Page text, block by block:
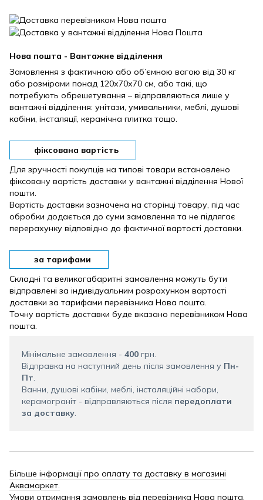
Нова пошта - Вантажне відділення
Замовлення з фактичною або об’ємною вагою від 30 кг
або розмірами понад 120х70х70 см, або такі, що
потребують обрешетування – відправляються лише у
вантажні відділення: унітази, умивальники, меблі, душові
кабіни, інсталяції, керамічна плитка тощо.
фіксована вартість
Для зручності покупців на типові товари встановлено
фіксовану вартість доставки у вантажні відділення Нової
пошти.
Вартість доставки зазначена на сторінці товару, під час
обробки додається до суми замовлення та не підлягає
перерахунку відповідно до фактичної вартості доставки.
за тарифами
Складні та великогабаритні замовлення можуть бути
відправлені за індивідуальним розрахунком вартості
доставки за тарифами перевізника Нова пошта.
Точну вартість доставки буде вказано перевізником Нова
пошта.
Мінімальне замовлення - 400 грн.
Відправка на наступний день після замовлення у Пн-
Пт.
Ванни, душові кабіни, меблі, інсталяційні набори,
керамограніт - відправляються після передоплати
за доставку.
Більше інформації про оплату та доставку в магазині
Аквамаркет.
Умови отримання замовлень від перевізника Нова пошта.